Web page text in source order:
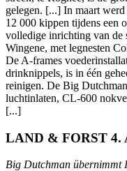
gelegen. [...] In maart
12 000 kippen tijdens een
volledige inrichting van de
Wingene, met legnesten
De A-frames
drinknippels, is in één
reinigen. De Big
luchtinlaten, CL-600
[...]
LAND & FORST 4.
Big Dutchman übernimmt